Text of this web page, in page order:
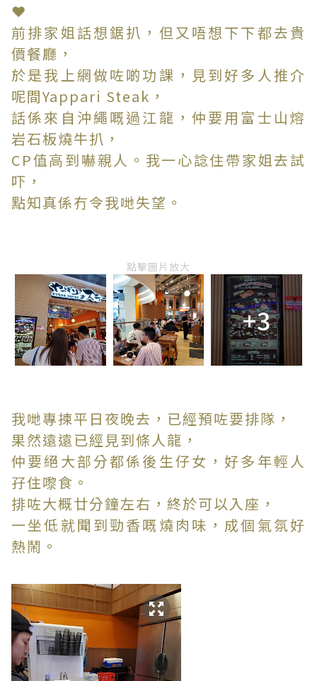
❤
前排家姐話想鋸扒，但又唔想下下都去貴
價餐廳，
於是我上網做咗啲功課，見到好多人推介
呢間Yappari Steak，
話係來自沖繩嘅過江龍，仲要用富士山熔
岩石板燒牛扒，
CP值高到嚇親人。我一心諗住帶家姐去試
吓，
點知真係冇令我哋失望。
點擊圖片放大
+3
我哋專揀平日夜晚去，已經預咗要排隊，
果然遠遠已經見到條人龍，
仲要絕大部分都係後生仔女，好多年輕人
孖住嚟食。
排咗大概廿分鐘左右，終於可以入座，
一坐低就聞到勁香嘅燒肉味，成個氣氛好
熱鬧。